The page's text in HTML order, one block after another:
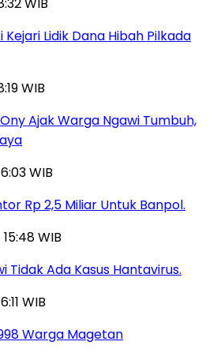
Lidik Dana Hibah Pilkada
WIB
Ajak Warga Ngawi Tumbuh,
WIB
Rp 2,5 Miliar Untuk Banpol.
WIB
Tidak Ada Kasus Hantavirus.
WIB
Warga Magetan